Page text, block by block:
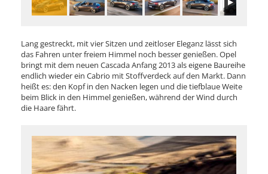
Lang gestreckt, mit vier Sitzen und zeitloser Eleganz lässt sich
das Fahren unter freiem Himmel noch besser genießen. Opel
bringt mit dem neuen Cascada Anfang 2013 als eigene Baureihe
endlich wieder ein Cabrio mit Stoffverdeck auf den Markt. Dann
heißt es: den Kopf in den Nacken legen und die tiefblaue Weite
beim Blick in den Himmel genießen, während der Wind durch
die Haare fährt.